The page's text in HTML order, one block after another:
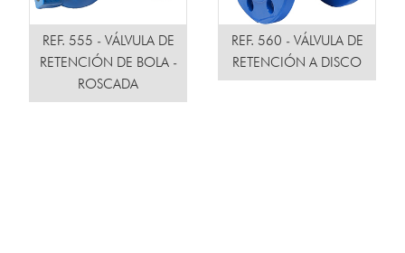
REF. 555 - VÁLVULA DE
RETENCIÓN DE BOLA -
ROSCADA
REF. 560 - VÁLVULA DE
RETENCIÓN A DISCO